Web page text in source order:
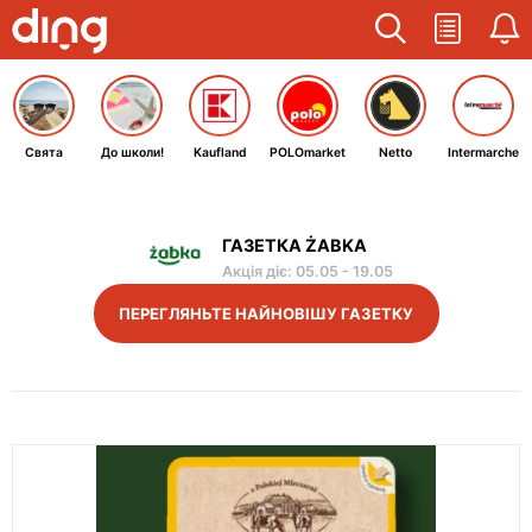
Свята До школи! Kaufland POLOmarket Netto Intermarche
ГАЗЕТКА ŻABKA
Акція діє: 05.05 - 19.05
ПЕРЕГЛЯНЬТЕ НАЙНОВІШУ ГАЗЕТКУ